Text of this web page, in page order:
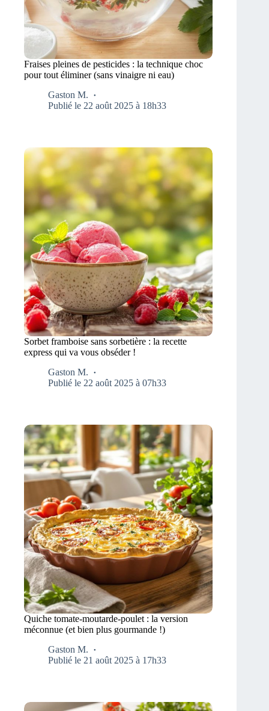
Fraises pleines de pesticides : la technique choc
pour tout éliminer (sans vinaigre ni eau)
Gaston M.
Publié le 22 août 2025 à 18h33
Sorbet framboise sans sorbetière : la recette
express qui va vous obséder !
Gaston M.
Publié le 22 août 2025 à 07h33
Quiche tomate-moutarde-poulet : la version
méconnue (et bien plus gourmande !)
Gaston M.
Publié le 21 août 2025 à 17h33